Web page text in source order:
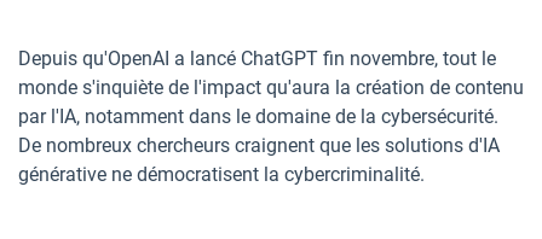
Depuis qu'OpenAI a lancé ChatGPT fin novembre, tout le
monde s'inquiète de l'impact qu'aura la création de contenu
par l'IA, notamment dans le domaine de la cybersécurité.
De nombreux chercheurs craignent que les solutions d'IA
générative ne démocratisent la cybercriminalité.